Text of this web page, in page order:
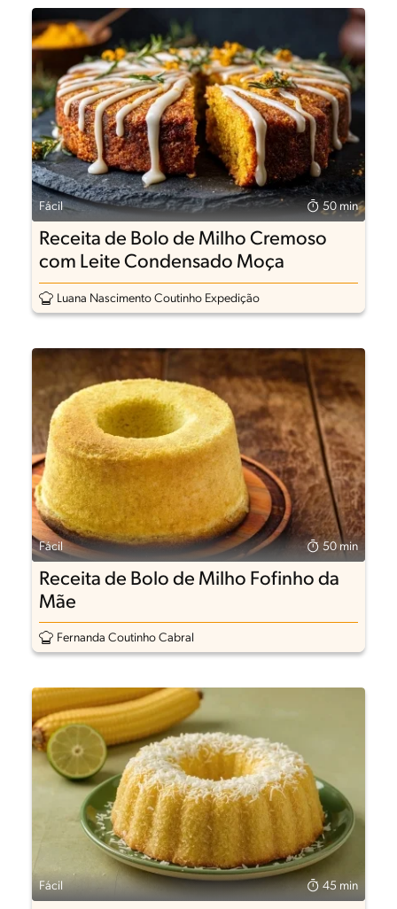
Fácil 50 min
Receita de Bolo de Milho Cremoso
com Leite Condensado Moça
Luana Nascimento Coutinho Expedição
Fácil 50 min
Receita de Bolo de Milho Fofinho da
Mãe
Fernanda Coutinho Cabral
Fácil 45 min